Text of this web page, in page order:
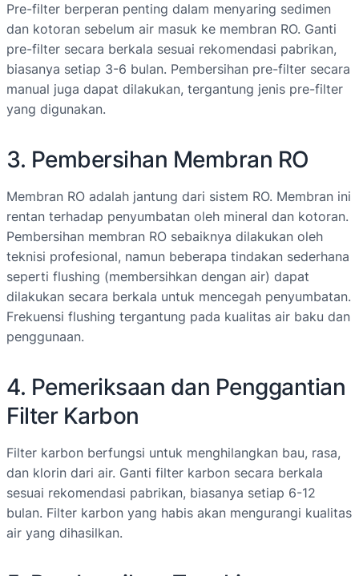
Pre-filter berperan penting dalam menyaring sedimen
dan kotoran sebelum air masuk ke membran RO. Ganti
pre-filter secara berkala sesuai rekomendasi pabrikan,
biasanya setiap 3-6 bulan. Pembersihan pre-filter secara
manual juga dapat dilakukan, tergantung jenis pre-filter
yang digunakan.
3. Pembersihan Membran RO
Membran RO adalah jantung dari sistem RO. Membran ini
rentan terhadap penyumbatan oleh mineral dan kotoran.
Pembersihan membran RO sebaiknya dilakukan oleh
teknisi profesional, namun beberapa tindakan sederhana
seperti flushing (membersihkan dengan air) dapat
dilakukan secara berkala untuk mencegah penyumbatan.
Frekuensi flushing tergantung pada kualitas air baku dan
penggunaan.
4. Pemeriksaan dan Penggantian
Filter Karbon
Filter karbon berfungsi untuk menghilangkan bau, rasa,
dan klorin dari air. Ganti filter karbon secara berkala
sesuai rekomendasi pabrikan, biasanya setiap 6-12
bulan. Filter karbon yang habis akan mengurangi kualitas
air yang dihasilkan.